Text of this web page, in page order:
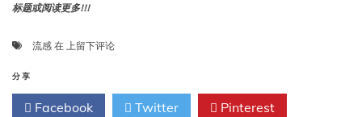
标题或阅读更多!!!
流感 在 我
母
从
上留下评论
分享
Facebook Twitter Pinterest